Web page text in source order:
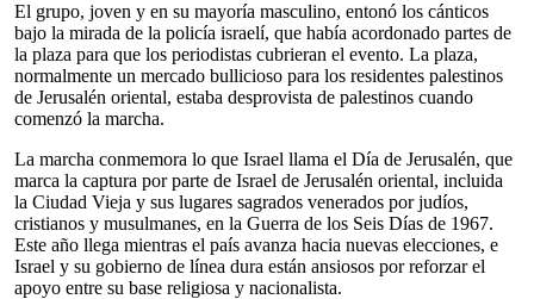
El grupo, joven y en su mayoría masculino, entonó los cánticos
bajo la mirada de la policía israelí, que había acordonado partes de
la plaza para que los periodistas cubrieran el evento. La plaza,
normalmente un mercado bullicioso para los residentes palestinos
de Jerusalén oriental, estaba desprovista de palestinos cuando
comenzó la marcha.
La marcha conmemora lo que Israel llama el Día de Jerusalén, que
marca la captura por parte de Israel de Jerusalén oriental, incluida
la Ciudad Vieja y sus lugares sagrados venerados por judíos,
cristianos y musulmanes, en la Guerra de los Seis Días de 1967.
Este año llega mientras el país avanza hacia nuevas elecciones, e
Israel y su gobierno de línea dura están ansiosos por reforzar el
apoyo entre su base religiosa y nacionalista.